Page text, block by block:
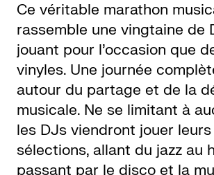
Ce véritable marathon
rassemble une vingtaine de
jouant pour l’occasion que
vinyles. Une journée
autour du partage et de la
musicale. Ne se limitant à
les DJs viendront jouer
sélections, allant du jazz au
passant par le disco et la